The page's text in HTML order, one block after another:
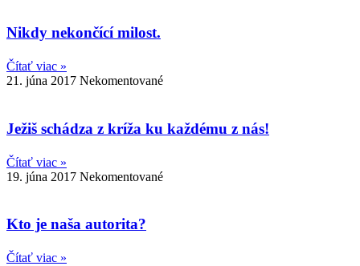
Nikdy nekončící milost.
Čítať viac »
21. júna 2017 Nekomentované
Ježiš schádza z kríža ku každému z nás!
Čítať viac »
19. júna 2017 Nekomentované
Kto je naša autorita?
Čítať viac »